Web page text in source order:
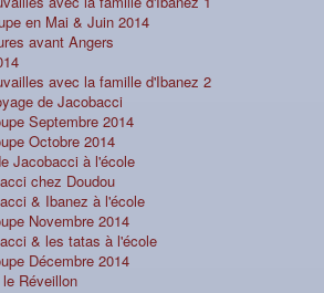
en Mai & Juin 2014
avant Angers
avec la famille d'Ibanez 2
de Jacobacci
Septembre 2014
Octobre 2014
Jacobacci à l'école
chez Doudou
& Ibanez à l'école
Novembre 2014
& les tatas à l'école
Décembre 2014
Réveillon